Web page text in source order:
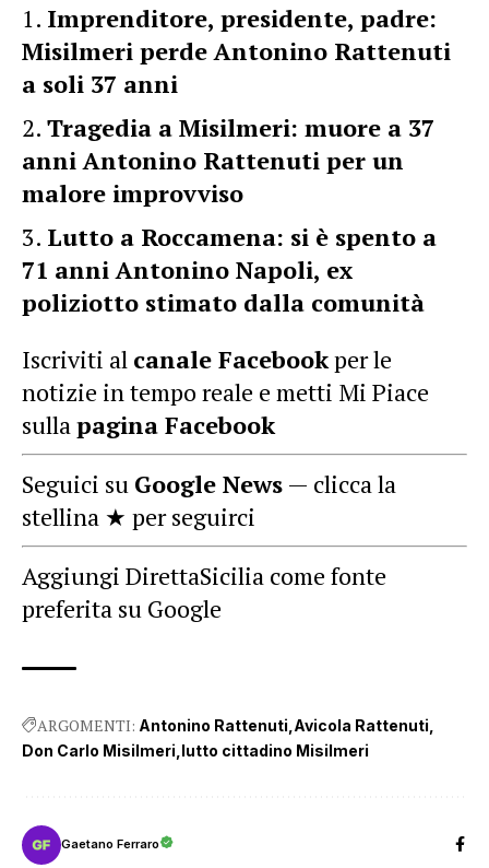
Imprenditore, presidente, padre:
Misilmeri perde Antonino Rattenuti
a soli 37 anni
Tragedia a Misilmeri: muore a 37
anni Antonino Rattenuti per un
malore improvviso
Lutto a Roccamena: si è spento a
71 anni Antonino Napoli, ex
poliziotto stimato dalla comunità
Iscriviti al canale Facebookper le
notizie in tempo reale e metti Mi Piace
sullapagina Facebook
Seguici su Google News — clicca la
stellina ★ per seguirci
Aggiungi DirettaSicilia come fonte
preferita su Google
ARGOMENTI: Antonino Rattenuti Avicola Rattenuti
Don Carlo Misilmeri lutto cittadino Misilmeri
Gaetano Ferraro